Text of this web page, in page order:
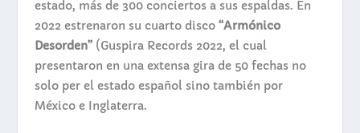
estado, más de 300 conciertos a sus espaldas. En
2022 estrenaron su cuarto disco “Armónico
Desorden”(Guspira Records 2022, el cual
presentaron en una extensa gira de 50 fechas no
solo per el estado español sino también por
México e Inglaterra.